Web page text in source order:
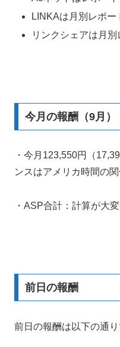
LINKAは月別レポー
リンクシェアは月
今月の報酬（9月）
・今月123,550円（
ンスはアメリカ時間の
・ASP合計：計算が大
前日の報酬
前日の報酬は以下の通り